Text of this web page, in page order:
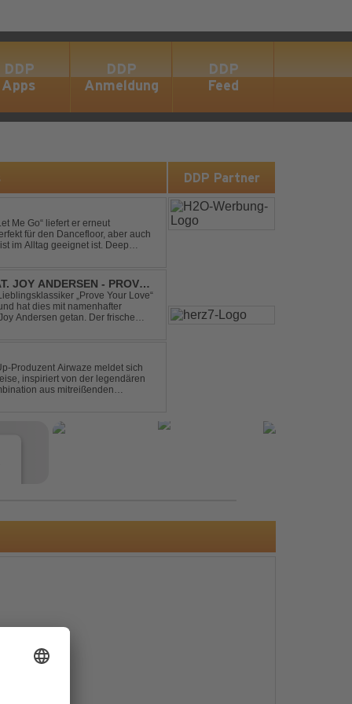
DDP
Apps
DDP
Anmeldung
DDP
Feed
Me Go“ liefert er erneut
für den Dancefloor, aber auch
im Alltag geeignet ist. Deep
JOY ANDERSEN - PROVE
„Prove Your Love“
hat dies mit namenhafter
Andersen getan. Der frische
Produzent Airwaze meldet sich
inspiriert von der legendären
aus mitreißenden
DDP Partner